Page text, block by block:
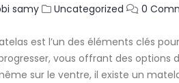
samy Uncategorized 0
est l’un des éléments clés
vous offrant des options
sur le ventre, il existe un